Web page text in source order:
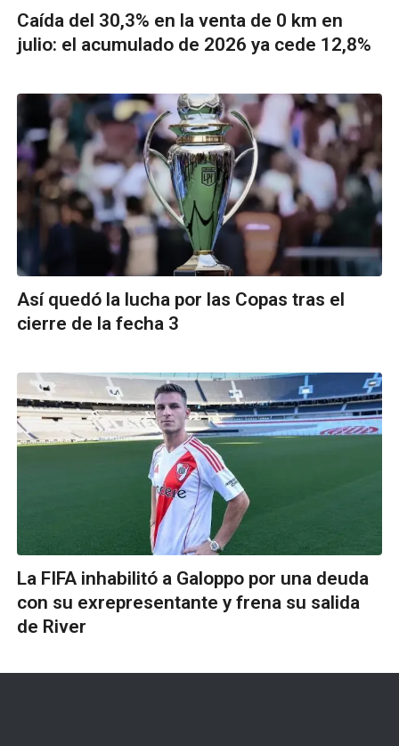
Caída del 30,3% en la venta de 0 km en
julio: el acumulado de 2026 ya cede 12,8%
Así quedó la lucha por las Copas tras el
cierre de la fecha 3
La FIFA inhabilitó a Galoppo por una deuda
con su exrepresentante y frena su salida
de River